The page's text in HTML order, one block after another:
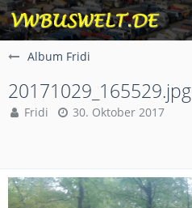
Album Fridi
20171029_165529.jpg
Fridi 30. Oktober 2017